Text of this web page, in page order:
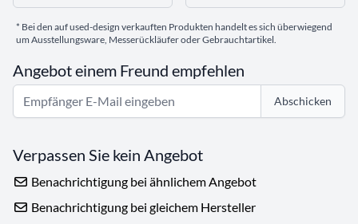
* Bei den auf used-design verkauften Produkten handelt es sich überwiegend
um Ausstellungsware, Messerückläufer oder Gebrauchtartikel.
Angebot einem Freund empfehlen
Abschicken
Verpassen Sie kein Angebot
Benachrichtigung bei ähnlichem Angebot
Benachrichtigung bei gleichem Hersteller